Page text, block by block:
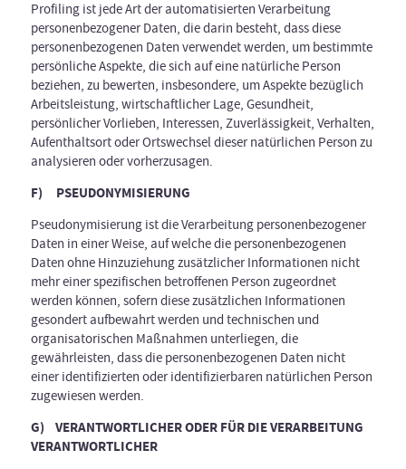
Profiling ist jede Art der automatisierten Verarbeitung
personenbezogener Daten, die darin besteht, dass diese
personenbezogenen Daten verwendet werden, um bestimmte
persönliche Aspekte, die sich auf eine natürliche Person
beziehen, zu bewerten, insbesondere, um Aspekte bezüglich
Arbeitsleistung, wirtschaftlicher Lage, Gesundheit,
persönlicher Vorlieben, Interessen, Zuverlässigkeit, Verhalten,
Aufenthaltsort oder Ortswechsel dieser natürlichen Person zu
analysieren oder vorherzusagen.
F) PSEUDONYMISIERUNG
Pseudonymisierung ist die Verarbeitung personenbezogener
Daten in einer Weise, auf welche die personenbezogenen
Daten ohne Hinzuziehung zusätzlicher Informationen nicht
mehr einer spezifischen betroffenen Person zugeordnet
werden können, sofern diese zusätzlichen Informationen
gesondert aufbewahrt werden und technischen und
organisatorischen Maßnahmen unterliegen, die
gewährleisten, dass die personenbezogenen Daten nicht
einer identifizierten oder identifizierbaren natürlichen Person
zugewiesen werden.
G) VERANTWORTLICHER ODER FÜR DIE VERARBEITUNG
VERANTWORTLICHER